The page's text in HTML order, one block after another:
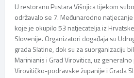
U restoranu Pustara Višnjica tijekom
održavalo se 7. Međunarodno
koje je okupilo 53 natjecatelja iz
Slovenije. Organizatori događaja su
grada Slatine, dok su za suorganizaciju
Marinianis i Grad Virovitica, uz
Virovitičko-podravske županije i Grada